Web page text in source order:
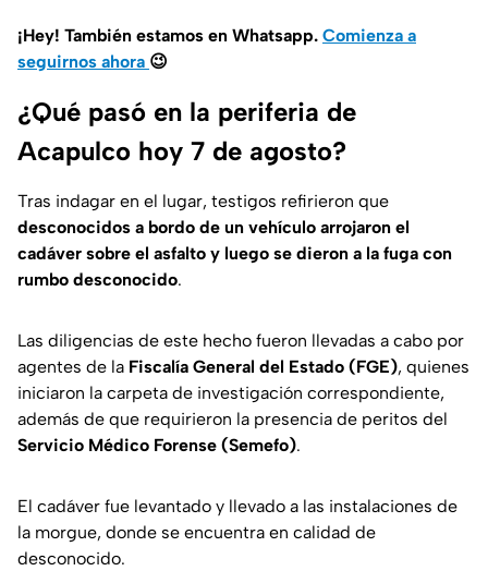
¡Hey! También estamos en Whatsapp. Comienza a
seguirnos ahora 😉
¿Qué pasó en la periferia de
Acapulco hoy 7 de agosto?
Tras indagar en el lugar, testigos refirieron que
desconocidos a bordo de un vehículo arrojaron el
cadáver sobre el asfalto y luego se dieron a la fuga con
rumbo desconocido.
Las diligencias de este hecho fueron llevadas a cabo por
agentes de la Fiscalía General del Estado (FGE), quienes
iniciaron la carpeta de investigación correspondiente,
además de que requirieron la presencia de peritos del
Servicio Médico Forense (Semefo).
El cadáver fue levantado y llevado a las instalaciones de
la morgue, donde se encuentra en calidad de
desconocido.